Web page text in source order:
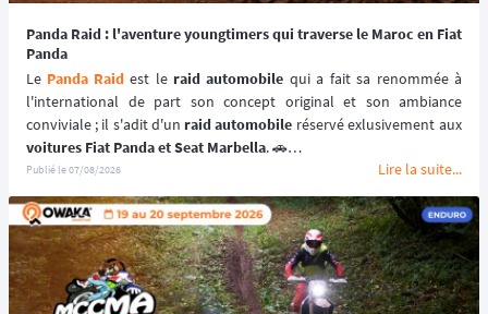
Panda Raid : l'aventure youngtimers qui traverse le Maroc en Fiat
Panda
Le Panda Raid est le raid automobile qui a fait sa renommée à
l'international de part son concept original et son ambiance
conviviale ; il s'adit d'un raid automobile
voitures Fiat Panda et Seat Marbella. 🚗
Une véritable aventure offroad qui se déroule au coeur du désert
marocain à bord de véhicules youngtimers. 🚘🌵
📆 Prochaines dates : du 3 au 10 avril 2027.
Publié le07/08/2026 Lire la suite...